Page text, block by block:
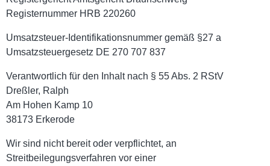
Registernummer HRB 220260
Umsatzsteuer-Identifikationsnummer gemäß §27 a
Umsatzsteuergesetz DE 270 707 837
Verantwortlich für den Inhalt nach § 55 Abs. 2 RStV
Dreßler, Ralph
Am Hohen Kamp 10
38173 Erkerode
Wir sind nicht bereit oder verpflichtet, an
Streitbeilegungsverfahren vor einer